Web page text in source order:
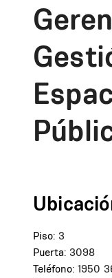
Piso: 3
Puerta: 3098
Teléfono: 1950